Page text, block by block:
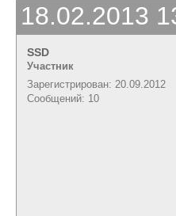
18.02.2013
SSD
Участник
Зарегистрирован: 20.09.2012
Сообщений: 10